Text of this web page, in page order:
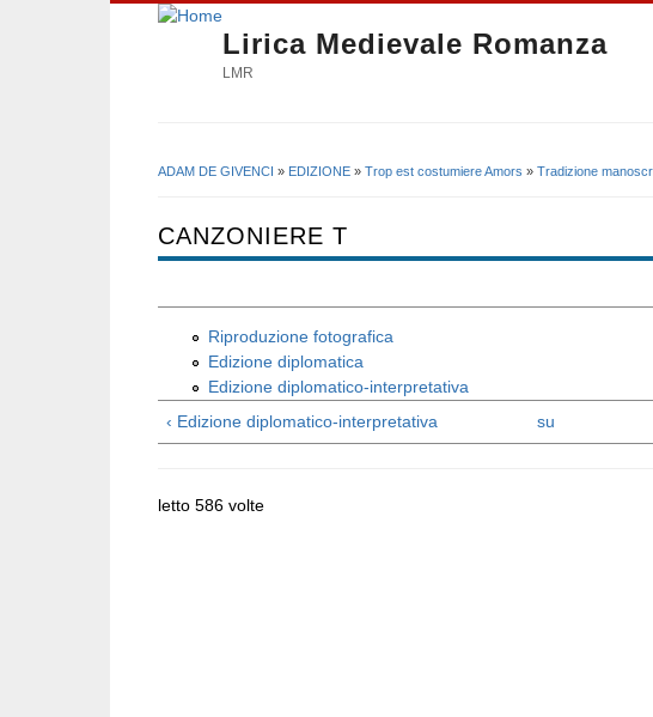
Lirica Medievale Romanza
LMR
ADAM DE GIVENCI » EDIZIONE » Trop est costumiere Amors » Tradizione
CANZONIERE T
Riproduzione fotografica
Edizione diplomatica
Edizione diplomatico-interpretativa
‹ Edizione diplomatico-interpretativa
su
letto 586 volte